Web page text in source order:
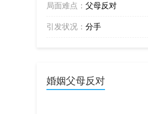
局面难点： 父母反对
引发状况： 分手
婚姻父母反对